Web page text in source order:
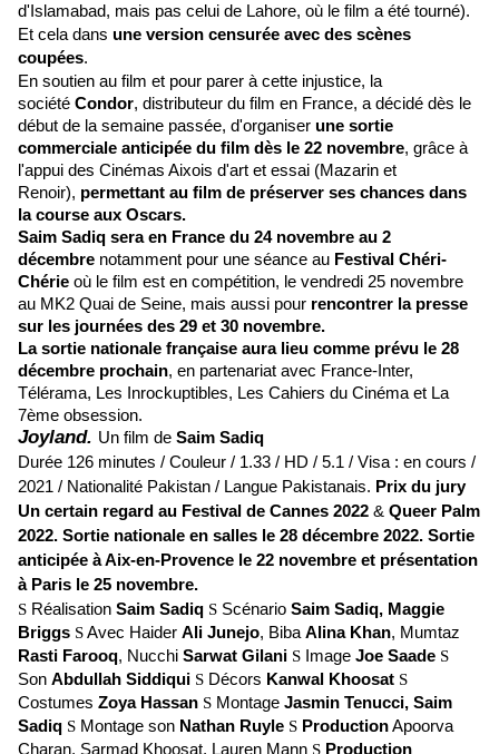
d'Islamabad, mais pas celui de Lahore, où le film a été tourné).
Et cela dans une version censurée avec des scènes
coupées.
En soutien au film et pour parer à cette injustice, la
société Condor, distributeur du film en France, a décidé dès le
début de la semaine passée, d'organiser une sortie
commerciale anticipée du film dès le 22 novembre, grâce à
l'appui des Cinémas Aixois d'art et essai (Mazarin et
Renoir), permettant au film de préserver ses chances dans
la course aux Oscars.
Saim Sadiq sera en France du 24 novembre au 2
décembre notamment pour une séance au Festival Chéri-
Chérie où le film est en compétition, le vendredi 25 novembre
au MK2 Quai de Seine, mais aussi pour rencontrer la presse
sur les journées des 29 et 30 novembre.
La sortie nationale française aura lieu comme prévu le 28
décembre prochain, en partenariat avec France-Inter,
Télérama, Les Inrockuptibles, Les Cahiers du Cinéma et La
7ème obsession.
Joyland. Un film de Saim Sadiq
Durée 126 minutes / Couleur / 1.33 / HD / 5.1 / Visa : en cours /
2021 / Nationalité Pakistan / Langue Pakistanais. Prix du jury
Un certain regard au Festival de Cannes 2022 & Queer Palm
2022. Sortie nationale en salles le 28 décembre 2022. Sortie
anticipée à Aix-en-Provence le 22 novembre et présentation
à Paris le 25 novembre.
S Réalisation Saim Sadiq S Scénario Saim Sadiq, Maggie
Briggs SAvec Haider Ali Junejo, Biba Alina Khan, Mumtaz
Rasti Farooq, Nucchi Sarwat Gilani S Image Joe Saade S
Son Abdullah Siddiqui S Décors Kanwal Khoosat S
Costumes Zoya Hassan S Montage Jasmin Tenucci, Saim
Sadiq S Montage son Nathan Ruyle S ProductionApoorva
Charan, Sarmad Khoosat, Lauren Mann S Production